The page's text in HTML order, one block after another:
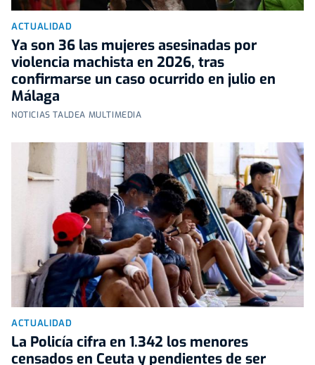
ACTUALIDAD
Ya son 36 las mujeres asesinadas por
violencia machista en 2026, tras
confirmarse un caso ocurrido en julio en
Málaga
NOTICIAS TALDEA MULTIMEDIA
ACTUALIDAD
La Policía cifra en 1.342 los menores
censados en Ceuta y pendientes de ser